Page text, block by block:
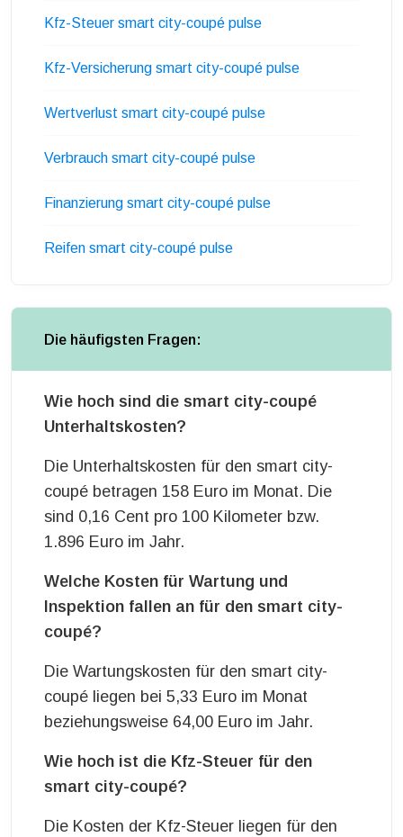
Kfz-Steuer smart city-coupé pulse
Kfz-Versicherung smart city-coupé pulse
Wertverlust smart city-coupé pulse
Verbrauch smart city-coupé pulse
Finanzierung smart city-coupé pulse
Reifen smart city-coupé pulse
Die häufigsten Fragen:
Wie hoch sind die smart city-coupé
Unterhaltskosten?
Die Unterhaltskosten für den smart city-
coupé betragen 158 Euro im Monat. Die
sind 0,16 Cent pro 100 Kilometer bzw.
1.896 Euro im Jahr.
Welche Kosten für Wartung und
Inspektion fallen an für den smart city-
coupé?
Die Wartungskosten für den smart city-
coupé liegen bei 5,33 Euro im Monat
beziehungsweise 64,00 Euro im Jahr.
Wie hoch ist die Kfz-Steuer für den
smart city-coupé?
Die Kosten der Kfz-Steuer liegen für den